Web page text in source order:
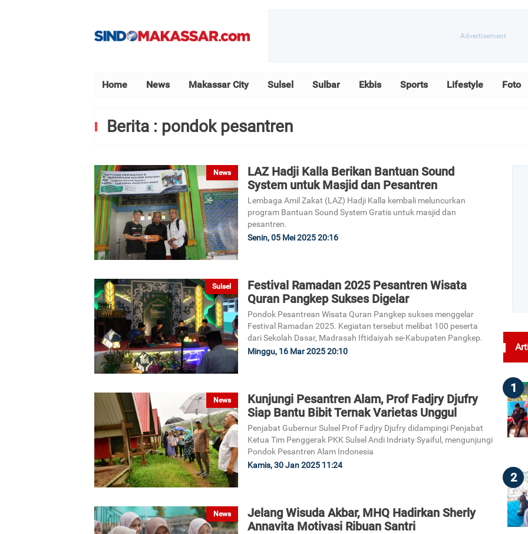
Home News Makassar City Sulsel Sulbar Ekbis Sports Lifestyle Foto
Berita : pondok pesantren
News
LAZ Hadji Kalla Berikan Bantuan Sound
System untuk Masjid dan Pesantren
Lembaga Amil Zakat (LAZ) Hadji Kalla kembali meluncurkan
program Bantuan Sound System Gratis untuk masjid dan
pesantren.
Senin, 05 Mei 2025 20:16
Sulsel
Festival Ramadan 2025 Pesantren Wisata
Quran Pangkep Sukses Digelar
Pondok Pesantrean Wisata Quran Pangkep sukses menggelar
Festival Ramadan 2025. Kegiatan tersebut melibat 100 peserta
dari Sekolah Dasar, Madrasah Iftidaiyah se-Kabupaten Pangkep.
Minggu, 16 Mar 2025 20:10
News
Kunjungi Pesantren Alam, Prof Fadjry Djufry
Siap Bantu Bibit Ternak Varietas Unggul
Penjabat Gubernur Sulsel Prof Fadjry Djufry didampingi Penjabat
Ketua Tim Penggerak PKK Sulsel Andi Indriaty Syaiful, mengunjungi
Pondok Pesantren Alam Indonesia
Kamis, 30 Jan 2025 11:24
News
Jelang Wisuda Akbar, MHQ Hadirkan Sherly
Annavita Motivasi Ribuan Santri
1
2